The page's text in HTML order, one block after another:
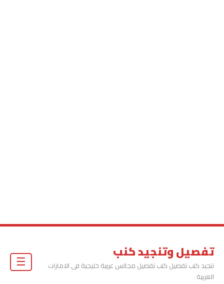
تفصيل وتنجيد كنب
تنجيد كنب تفصيل كنب تفصيل مجالس عربية خليجية فى الامارات
العربية